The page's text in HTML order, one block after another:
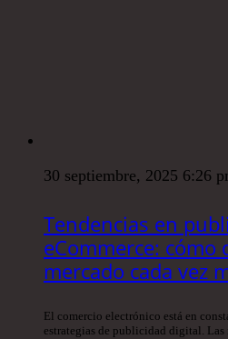
30 septiembre, 2025 6:26
Tendencias en
eCommerce: cómo
mercado cada vez
El comercio electrónico está en
estrategias de publicidad digital. Las